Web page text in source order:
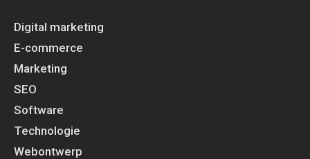
Digital marketing
E-commerce
Marketing
SEO
Software
Technologie
Webontwerp